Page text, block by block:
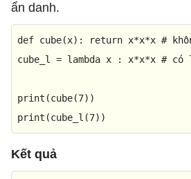
ẩn danh.
def cube(x): return x*x*x #
cube_l = lambda x : x*x*x # có
print (cube(7
print (cube_l(7))
Kết quả